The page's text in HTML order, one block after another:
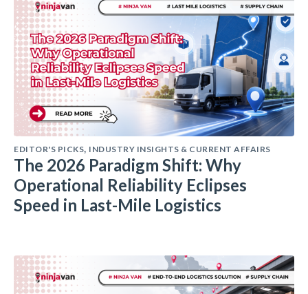
EDITOR'S PICKS, INDUSTRY INSIGHTS & CURRENT AFFAIRS
The 2026 Paradigm Shift: Why
Operational Reliability Eclipses
Speed in Last-Mile Logistics